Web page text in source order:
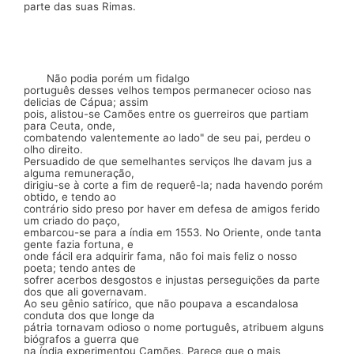
parte das suas Rimas.
Não podia porém um fidalgo
português desses velhos tem­pos permanecer ocioso nas
delicias de Cápua; assim
pois, alis­tou-se Camões entre os guerreiros que partiam
para Ceuta, onde,
combatendo valentemente ao lado" de seu pai, perdeu o
olho direito.
Persuadido de que semelhantes serviços lhe da­vam jus a
alguma remuneração,
dirigiu-se à corte a fim de requerê-la; nada havendo porém
obtido, e tendo ao
contrário sido preso por haver em defesa de amigos ferido
um criado do paço,
embarcou-se para a índia em 1553. No Oriente, onde tanta
gente fazia fortuna, e
onde fácil era adquirir fama, não foi mais feliz o nosso
poeta; tendo antes de
sofrer acerbos desgostos e injustas perseguições da parte
dos que ali gover­navam.
Ao seu gênio satírico, que não poupava a escanda­losa
conduta dos que longe da
pátria tornavam odioso o nome português, atribuem alguns
biógrafos a guerra que
na índia experimentou Camões. Parece que o mais